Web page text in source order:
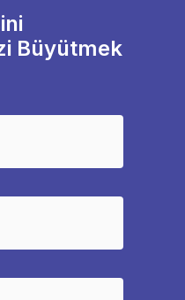
Büyütmek